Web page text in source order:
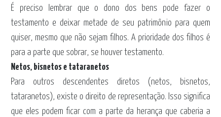
É preciso lembrar que o dono dos bens pode fazer o
testamento e deixar metade de seu patrimônio para quem
quiser, mesmo que não sejam filhos. A prioridade dos filhos é
para a parte que sobrar, se houver testamento.
Netos, bisnetos e tataranetos
Para outros descendentes diretos (netos, bisnetos,
tataranetos), existe o direito de representação. Isso significa
que eles podem ficar com a parte da herança que caberia a